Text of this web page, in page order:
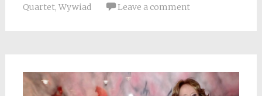
Quartet, Wywiad Leave a comment